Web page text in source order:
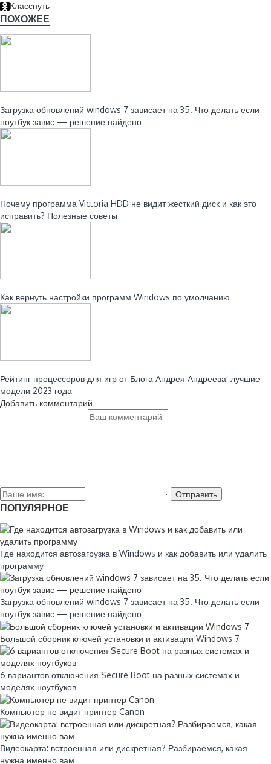
Класснуть
ПОХОЖЕЕ
Загрузка обновлений windows 7 зависает на 35. Что делать если
ноутбук завис — решение найдено
Почему программа Victoria HDD не видит жесткий диск и как это
исправить? Полезные советы
Как вернуть настройки программ Windows по умолчанию
Рейтинг процессоров для игр от Блога Андрея Андреева: лучшие
модели 2023 года
Добавить комментарий
ПОПУЛЯРНОЕ
Где находится автозагрузка в Windows и как добавить или удалить
программу
Загрузка обновлений windows 7 зависает на 35. Что делать если
ноутбук завис — решение найдено
Большой сборник ключей установки и активации Windows 7
6 вариантов отключения Secure Boot на разных системах и
моделях ноутбуков
Компьютер не видит принтер Canon
Видеокарта: встроенная или дискретная? Разбираемся, какая
нужна именно вам